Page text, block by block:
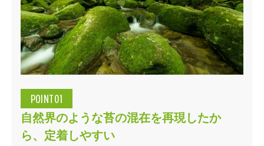
POINT01
自然界のような苔の混在を再現したか
ら、定着しやすい